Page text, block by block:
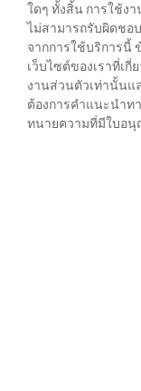
ใดๆ ทั้งสิ้น การใช้ง
ไม่สามารถรับผิดชอ
จากการใช้บริการนี้
เว็บไซต์ของเราที่เ
งานส่วนตัวเท่านั้นแ
ต้องการคำแนะนำท
ทนายความที่มีใบอนุ